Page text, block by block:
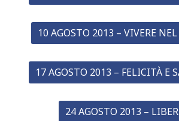
10 AGOSTO 2013 – VIVERE
17 AGOSTO 2013 – FELICITÀ E
24 AGOSTO 2013 –